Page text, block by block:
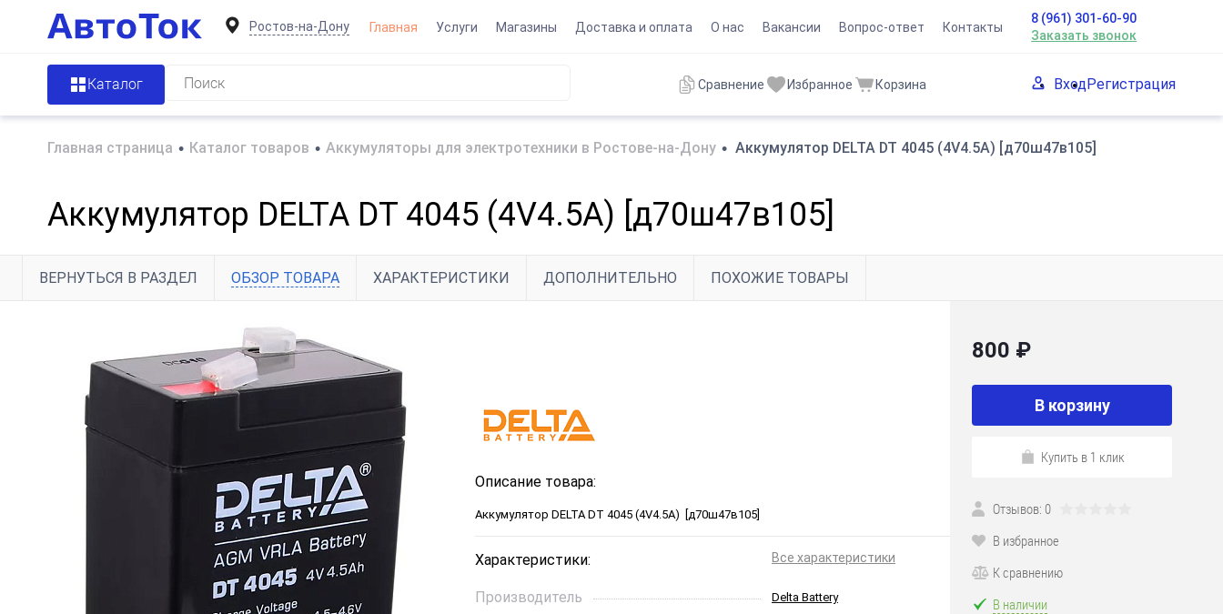
Ростов-на-Дону Главная Услуги Магазины Доставка и оплата О нас Вакансии Вопрос-ответ Контакты
8 (961) 301-60-90
Заказать звонок
Каталог Сравнение Избранное Корзина ВходРегистрация
Главная страница • Каталог товаров • Аккумуляторы для электротехники в Ростове-на-Дону • Аккумулятор DELTA DT 4045 (4V4.5A) [д70ш47в105]
Аккумулятор DELTA DT 4045 (4V4.5A) [д70ш47в105]
ВЕРНУТЬСЯ В РАЗДЕЛ ОБЗОР ТОВАРА ХАРАКТЕРИСТИКИ ДОПОЛНИТЕЛЬНО ПОХОЖИЕ ТОВАРЫ
Описание товара:
Аккумулятор DELTA DT 4045 (4V4.5A) [д70ш47в105]
Характеристики: Все характеристики
Производитель Delta Battery
800 ₽
В корзину
Купить в 1 клик
Отзывов: 0
В избранное
К сравнению
В наличии